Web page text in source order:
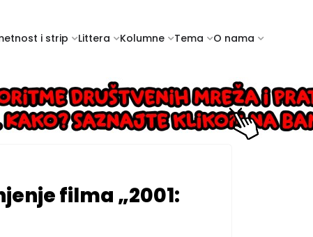
i strip Littera Kolumne Tema O nama
filma „2001: